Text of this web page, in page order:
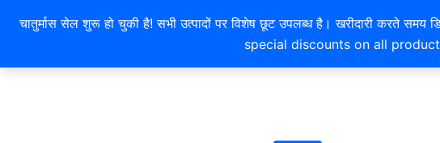
चातुर्मास सेल शुरू हो चुकी है! सभी उत्पादों पर विशेष छूट उपलब्ध है। खरीदारी करते
special discounts on all